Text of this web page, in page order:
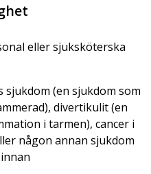
eller sjuksköterska
sjukdom (en sjukdom som
divertikulit (en
i tarmen), cancer i
någon annan sjukdom